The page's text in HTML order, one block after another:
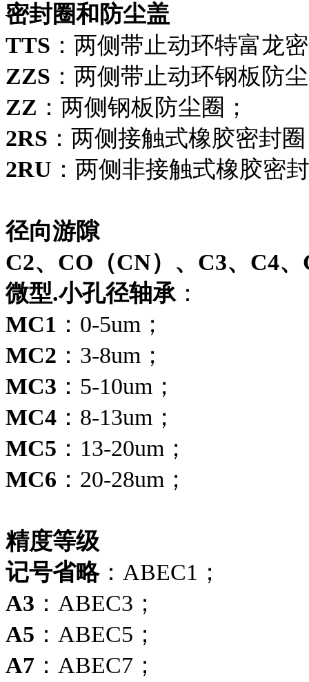
密封圈和防尘盖
TTS ：两侧带止动环特富龙
ZZS ：两侧带止动环钢板防
ZZ ：两侧钢板防尘圈；
2RS ：两侧接触式橡胶密封
2RU ：两侧非接触式橡胶密
径向游隙
C2、CO（CN）、C3、C4、
微型.小孔径轴承：
MC1 ：0-5um；
MC2 ：3-8um；
MC3 ：5-10um；
MC4 ：8-13um；
MC5 ：13-20um；
MC6 ：20-28um；
精度等级
记号省略：ABEC1；
A3 ：ABEC3；
A5 ：ABEC5；
A7 ：ABEC7；